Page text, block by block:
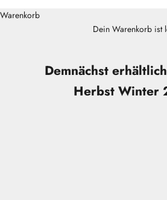
Warenkorb
Dein Warenkorb ist
Demnächst
Herbst Winter